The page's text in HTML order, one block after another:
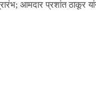
आमदार प्रशांत ठाकूर